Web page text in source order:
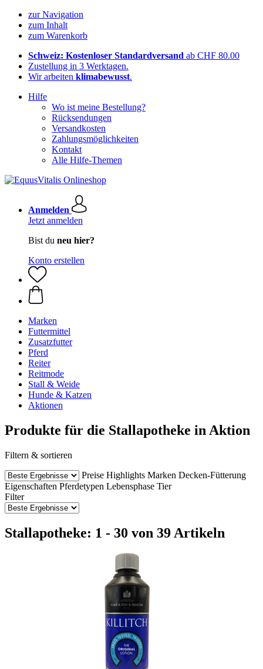
zur Navigation
zum Inhalt
zum Warenkorb
Schweiz: Kostenloser Standardversand ab CHF 80.00
Zustellung in 3 Werktagen.
Wir arbeiten klimabewusst.
Hilfe
Wo ist meine Bestellung?
Rücksendungen
Versandkosten
Zahlungsmöglichkeiten
Kontakt
Alle Hilfe-Themen
Anmelden
Jetzt anmelden
Bist du neu hier?
Konto erstellen
Marken
Futtermittel
Zusatzfutter
Pferd
Reiter
Reitmode
Stall & Weide
Hunde & Katzen
Aktionen
Produkte für die Stallapotheke in Aktion
Filtern & sortieren
Preise Highlights Marken Decken-Fütterung
Eigenschaften Pferdetypen Lebensphase Tier
Filter
Stallapotheke: 1 - 30 von 39 Artikeln